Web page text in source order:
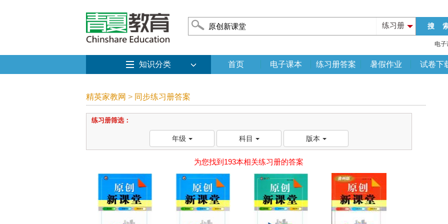
练习册
电子
知识分类 首页 电子课本 练习册答案 暑假作业 试卷下
精英家教网 > 同步练习册答案
练习册筛选：
年级 科目 版本
为您找到193本相关练习册的答案